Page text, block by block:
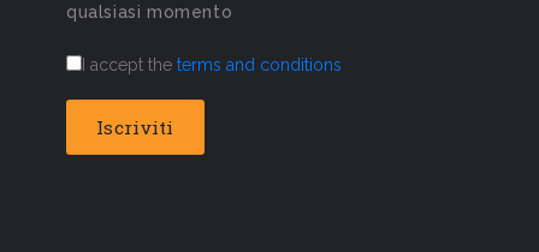
qualsiasi momento
I accept the terms and conditions